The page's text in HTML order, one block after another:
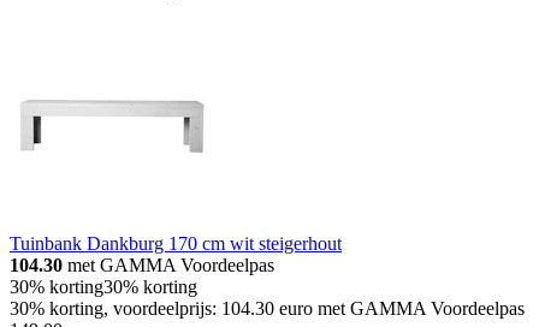
Tuinbank Dankburg 170 cm wit steigerhout
104.30 met GAMMA Voordeelpas
30% korting30% korting
30% korting, voordeelprijs: 104.30 euro met GAMMA Voordeelpas